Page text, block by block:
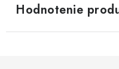
Hodnotenie